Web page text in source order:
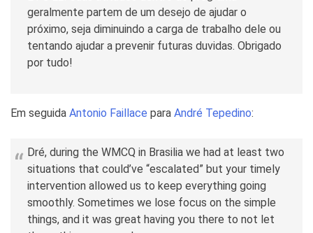
geralmente partem de um desejo de ajudar o
próximo, seja diminuindo a carga de trabalho dele ou
tentando ajudar a prevenir futuras duvidas. Obrigado
por tudo!
Em seguida Antonio Faillace para André Tepedino:
Dré, during the WMCQ in Brasilia we had at least two
situations that could’ve “escalated” but your timely
intervention allowed us to keep everything going
smoothly. Sometimes we lose focus on the simple
things, and it was great having you there to not let